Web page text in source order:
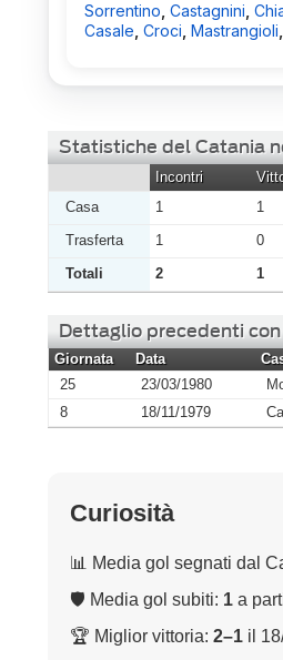
Sorrentino Castagnini
Casale Croci Mastrangioli
Statistiche del Catania
Incontri
Casa
1 1
Trasferta
1 0
Totali
2 1
Dettaglio precedenti
Giornata Data
25
23/03/1980
8
18/11/1979
Curiosità
📊 Media gol segnati dal
🛡 Media gol subiti: 1 a
🏆 Miglior vittoria: 2–1 il